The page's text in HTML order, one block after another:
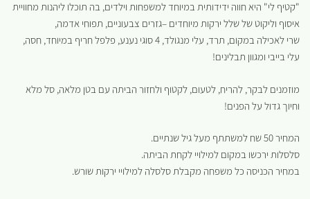
"קטיף לי" היא חווה ידידותית במיוחד למשפחות וילדים, בה תוכלו ליהנות מחוויית
איסוף וליקוט של שלל ירקות מיוחדים –גזרים צבעוניים, תפוחי אדמה,
שרי לאכילה במקום, תרד, עלי מנגולד, 4 סוגי נענע, פלפל חריף במיוחד, חסה,
עלי בייבי ומגוון תבלינים!
מוזמנים לבקר, להריח, לטעום, לקטוף ולחזור הביתה עם בטן מלאה, סל מלא
וחיוך גדול על הפנים!
המחיר 50 שח למשתתף מעל גיל שנתיים.
סלסלות ירכשו במקום למילויי לקחת הביתה.
במחיר הכניסה כל משפחה מקבלת סלסלה למילויי ירקות שורש.